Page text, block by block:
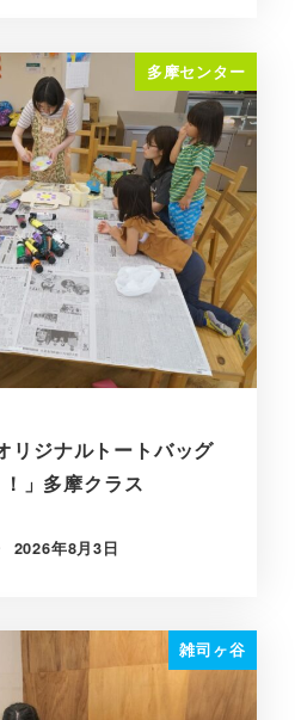
多摩センター
リジナルトートバッグ
」多摩クラス
投稿日
2026年8月3日
雑司ヶ谷